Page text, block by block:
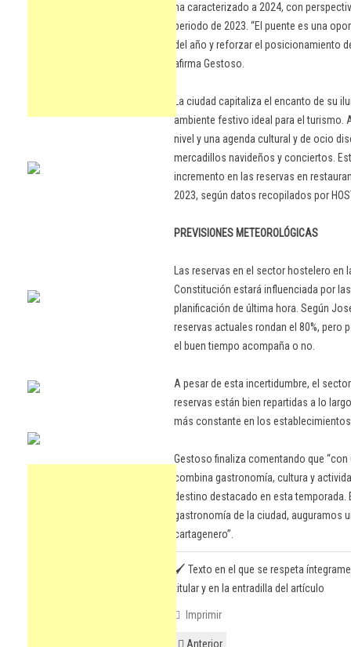
ha caracterizado a 2024, con
periodo de 2023. “El puente es una
del año y reforzar el posicionamiento
afirma Gestoso.
La ciudad capitaliza el encanto de su
ambiente festivo ideal para el turismo.
nivel y una agenda cultural y de ocio
mercadillos navideños y conciertos.
incremento en las reservas en
2023, según datos recopilados por
PREVISIONES METEOROLÓGICAS
Las reservas en el sector hostelero en
Constitución estará influenciada por
planificación de última hora. Según
reservas actuales rondan el 80%, pero
el buen tiempo acompaña o no.
A pesar de esta incertidumbre, el
reservas están bien repartidas a lo
más constante en los
Gestoso finaliza comentando que
combina gastronomía, cultura y
destino destacado en esta
gastronomía de la ciudad, auguramos
cartagenero”.
🖌️ Texto en el que se respeta
titular y en la entradilla del artículo
Imprimir
Anterior